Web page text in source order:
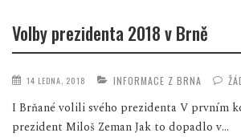
Volby prezidenta 2018 v Brně
14 LEDNA, 2018 INFORMACE Z BRNA
I Brňané volili svého prezidenta V prvním
prezident Miloš Zeman Jak to dopadlo v...